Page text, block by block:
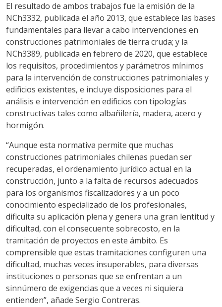
El resultado de ambos trabajos fue la emisión de la
NCh3332, publicada el año 2013, que establece las bases
fundamentales para llevar a cabo intervenciones en
construcciones patrimoniales de tierra cruda; y la
NCh3389, publicada en febrero de 2020, que establece
los requisitos, procedimientos y parámetros mínimos
para la intervención de construcciones patrimoniales y
edificios existentes, e incluye disposiciones para el
análisis e intervención en edificios con tipologías
constructivas tales como albañilería, madera, acero y
hormigón.
“Aunque esta normativa permite que muchas
construcciones patrimoniales chilenas puedan ser
recuperadas, el ordenamiento jurídico actual en la
construcción, junto a la falta de recursos adecuados
para los organismos fiscalizadores y a un poco
conocimiento especializado de los profesionales,
dificulta su aplicación plena y genera una gran lentitud y
dificultad, con el consecuente sobrecosto, en la
tramitación de proyectos en este ámbito. Es
comprensible que estas tramitaciones configuren una
dificultad, muchas veces insuperables, para diversas
instituciones o personas que se enfrentan a un
sinnúmero de exigencias que a veces ni siquiera
entienden”, añade Sergio Contreras.